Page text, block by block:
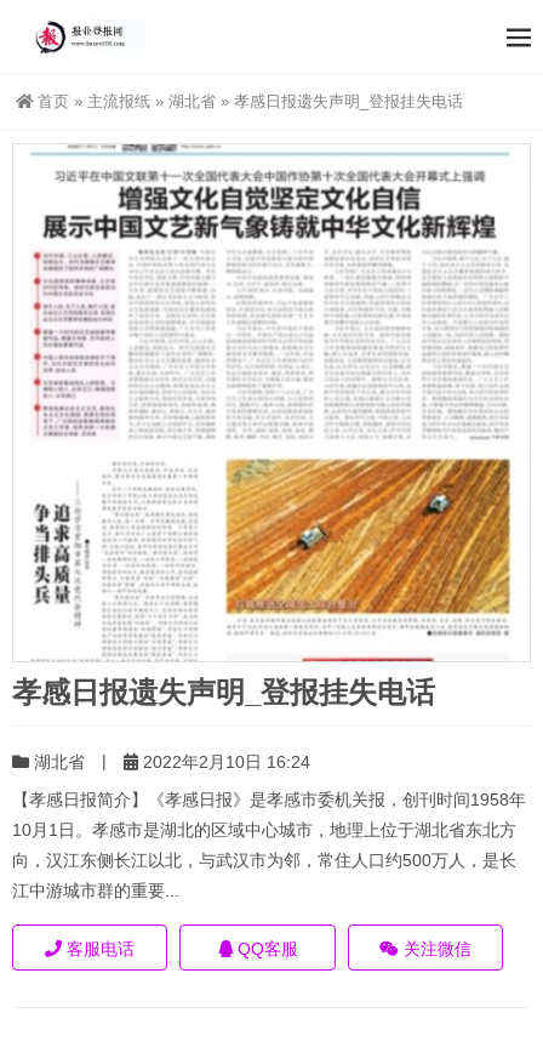
首页 » 主流报纸 » 湖北省 » 孝感日报遗失声明_登报挂失电话
孝感日报遗失声明_登报挂失电话
湖北省 |
2022年2月10日 16:24
【孝感日报简介】《孝感日报》是孝感市委机关报，创刊时间1958年
10月1日。孝感市是湖北的区域中心城市，地理上位于湖北省东北方
向，汉江东侧长江以北，与武汉市为邻，常住人口约500万人，是长
江中游城市群的重要...
客服电话 QQ客服 关注微信